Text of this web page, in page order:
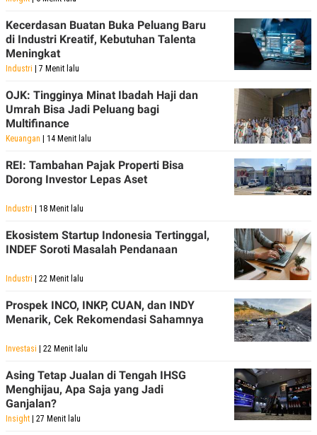
USE
PEDOMAN
PEMBERITAAN
SIBER
PRIVACY
Kecerdasan Buatan Buka Peluang Baru
di Industri Kreatif, Kebutuhan Talenta
Meningkat
Industri | 7 Menit lalu
OJK: Tingginya Minat Ibadah Haji dan
Umrah Bisa Jadi Peluang bagi
Multifinance
Keuangan | 14 Menit lalu
REI: Tambahan Pajak Properti Bisa
Dorong Investor Lepas Aset
Industri | 18 Menit lalu
Ekosistem Startup Indonesia Tertinggal,
INDEF Soroti Masalah Pendanaan
Industri | 22 Menit lalu
Prospek INCO, INKP, CUAN, dan INDY
Menarik, Cek Rekomendasi Sahamnya
Investasi | 22 Menit lalu
Asing Tetap Jualan di Tengah IHSG
Menghijau, Apa Saja yang Jadi
Ganjalan?
Insight | 27 Menit lalu